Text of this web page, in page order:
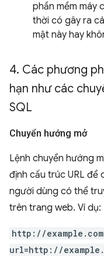
phần mềm máy
thời có gây ra
mật này hay
4. Các phương
hạn như các
SQL
Chuyển hướng mở
Lệnh chuyển hướng
định cấu trúc URL để
người dùng có thể
trên trang web. Ví dụ:
http://
url=http://